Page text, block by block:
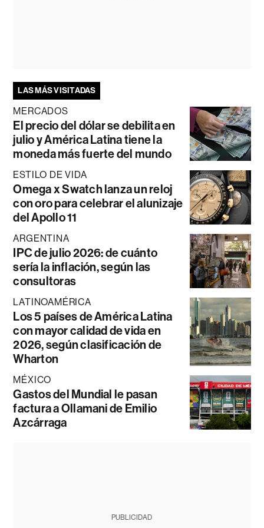
LAS MÁS VISITADAS
MERCADOS
El precio del dólar se debilita en
julio y América Latina tiene la
moneda más fuerte del mundo
ESTILO DE VIDA
Omega x Swatch lanza un reloj
con oro para celebrar el alunizaje
del Apollo 11
ARGENTINA
IPC de julio 2026: de cuánto
sería la inflación, según las
consultoras
LATINOAMÉRICA
Los 5 países de América Latina
con mayor calidad de vida en
2026, según clasificación de
Wharton
MÉXICO
Gastos del Mundial le pasan
factura a Ollamani de Emilio
Azcárraga
PUBLICIDAD